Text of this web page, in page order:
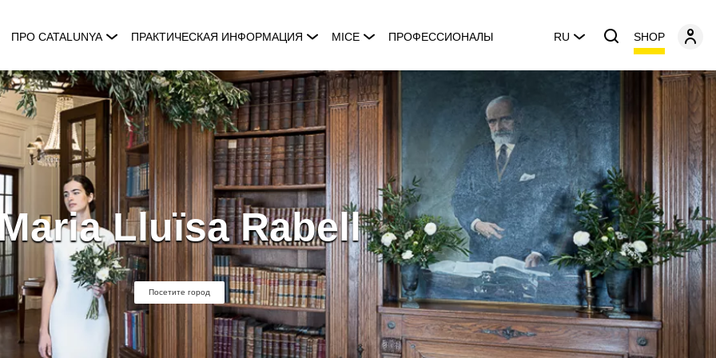
ПРО CATALUNYA ПРАКТИЧЕСКАЯ ИНФОРМАЦИЯ MICE ПРОФЕССИОНАЛЫ RU SHOP
Lluïsa Rabell
Посетите город